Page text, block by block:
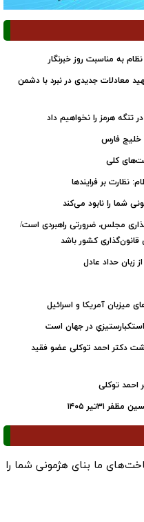
به مناسبت روز خبرنگار
معادلات جدیدی در نبرد با دشمن
هرمز را نخواهیم داد
خلیج فارس
کلی
نظارت بر فرایندها
شما را نابود می‌کند
مجلس، ضرورتی راهبردی است/
قانون‌گذاری کشور باشد
زبان حداد عادل
میزبان آمریکا و اسرائیل
در جهان است
دکتر احمد توکلی عضو فقید
احمد توکلی
۱۴۰۵
ما بنای هژمونی شما را